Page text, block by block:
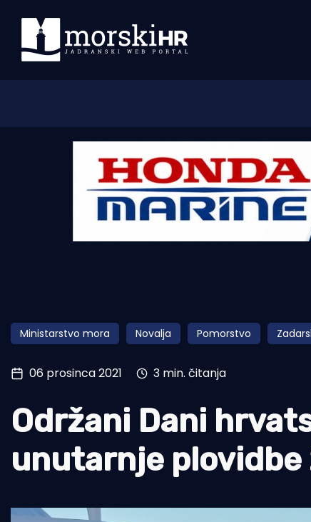
Morski plus
Pomorstvo
Ribolov
Tradicija i kultura
Ministarstvo mora Novalja Pomorstvo
06 prosinca 2021 3 min. čitanja
Održani Dani
unutarnje plovidbe